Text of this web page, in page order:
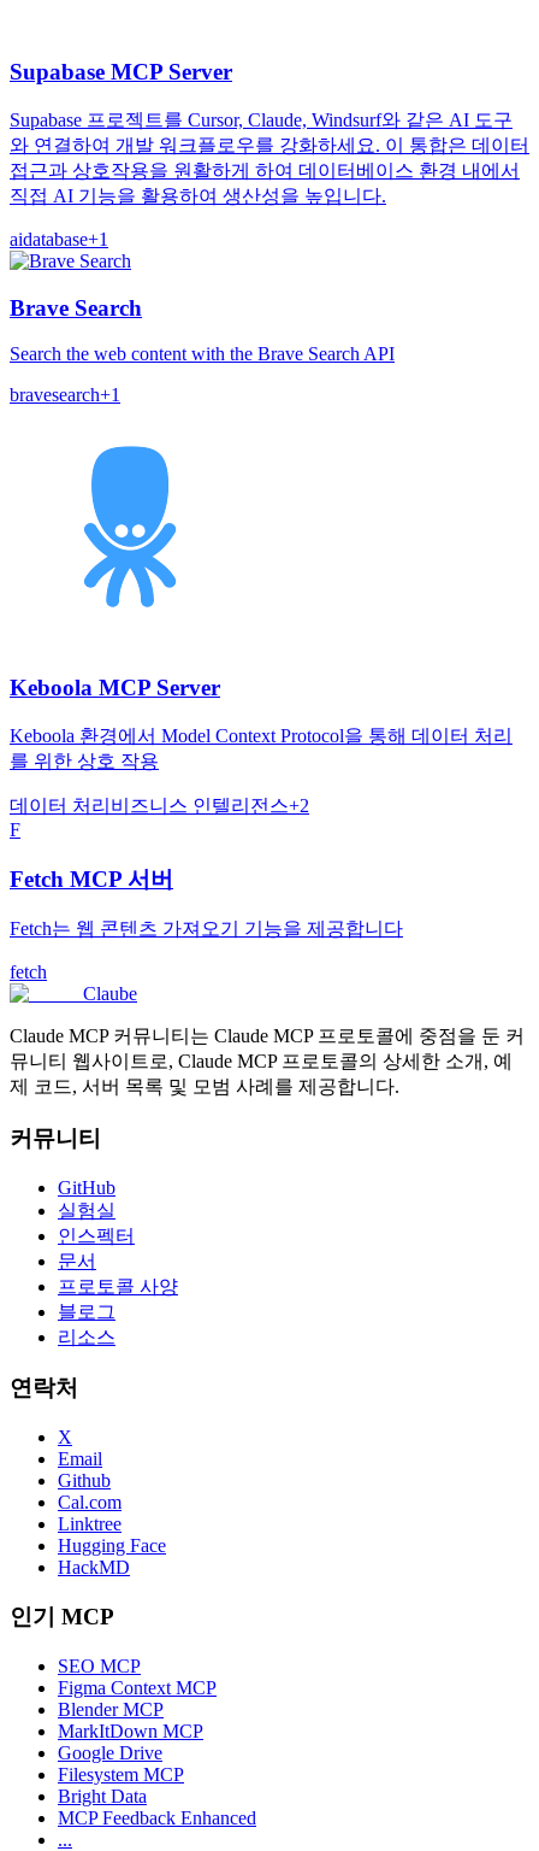
Supabase MCP Server
Supabase 프로젝트를 Cursor, Claude, Windsurf와 같은 AI 도구
와 연결하여 개발 워크플로우를 강화하세요. 이 통합은 데이터
접근과 상호작용을 원활하게 하여 데이터베이스 환경 내에서
직접 AI 기능을 활용하여 생산성을 높입니다.
aidatabase+1
Brave Search
Search the web content with the Brave Search API
bravesearch+1
Keboola MCP Server
Keboola 환경에서 Model Context Protocol을 통해 데이터 처리
를 위한 상호 작용
데이터 처리 비즈니스 인텔리전스+2
F
Fetch MCP 서버
Fetch는 웹 콘텐츠 가져오기 기능을 제공합니다
fetch
Claube
Claude MCP 커뮤니티는 Claude MCP 프로토콜에 중점을 둔 커
뮤니티 웹사이트로, Claude MCP 프로토콜의 상세한 소개, 예
제 코드, 서버 목록 및 모범 사례를 제공합니다.
커뮤니티
GitHub
실험실
인스펙터
문서
프로토콜 사양
블로그
리소스
연락처
X
Email
Github
Cal.com
Linktree
Hugging Face
HackMD
인기 MCP
SEO MCP
Figma Context MCP
Blender MCP
MarkItDown MCP
Google Drive
Filesystem MCP
Bright Data
MCP Feedback Enhanced
...